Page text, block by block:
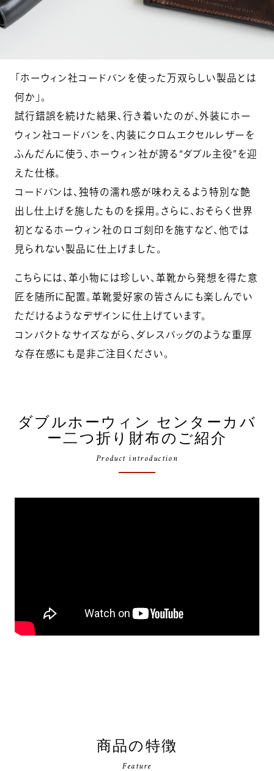
「ホーウィン社コードバンを使った万双らしい製品とは
何か」。
試行錯誤を続けた結果、行き着いたのが、外装にホー
ウィン社コードバンを、内装にクロムエクセルレザーを
ふんだんに使う、ホーウィン社が誇る“ダブル主役”を迎
えた仕様。
コードバンは、独特の濡れ感が味わえるよう特別な艶
出し仕上げを施したものを採用。さらに、おそらく世界
初となるホーウィン社のロゴ刻印を施すなど、他では
見られない製品に仕上げました。
こちらには、革小物には珍しい、革靴から発想を得た意
匠を随所に配置。革靴愛好家の皆さんにも楽しんでい
ただけるようなデザインに仕上げています。
コンパクトなサイズながら、ダレスバッグのような重厚
な存在感にも是非ご注目ください。
ダブルホーウィン センターカバ
ー二つ折り財布のご紹介
Product introduction
商品の特徴
Feature